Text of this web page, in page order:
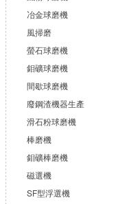
冶金球磨機
風掃磨
螢石球磨機
鉬礦球磨機
間歇球磨機
廢鋼渣機器生產
滑石粉球磨機
棒磨機
鉬礦棒磨機
磁選機
SF型浮選機